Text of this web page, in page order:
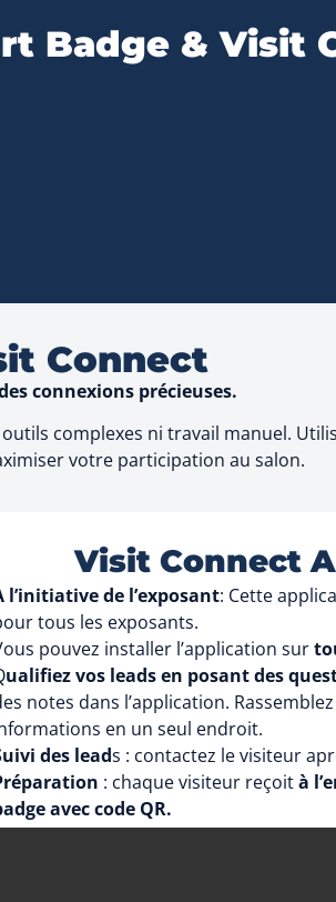
Badge & Visit
Connect
connexions précieuses.
complexes ni travail manuel.
votre participation au salon.
Visit Connect
l’initiative de l’exposant: Cette
tous les exposants.
pouvez installer l’application sur
ualifiez vos leads en posant des
notes dans l’application.
en un seul endroit.
des leads : contactez le visiteur
: chaque visiteur reçoità
avec code QR.